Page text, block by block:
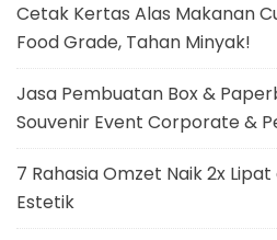
Cetak Kertas Alas Makanan
Food Grade, Tahan Minyak!
Jasa Pembuatan Box &
Souvenir Event Corporate &
7 Rahasia Omzet Naik 2x
Estetik